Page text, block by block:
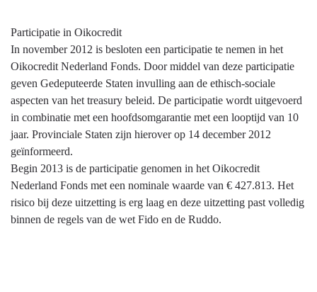
Participatie in Oikocredit
In november 2012 is besloten een participatie te nemen in het
Oikocredit Nederland Fonds. Door middel van deze participatie
geven Gedeputeerde Staten invulling aan de ethisch-sociale
aspecten van het treasury beleid. De participatie wordt uitgevoerd
in combinatie met een hoofdsomgarantie met een looptijd van 10
jaar. Provinciale Staten zijn hierover op 14 december 2012
geïnformeerd.
Begin 2013 is de participatie genomen in het Oikocredit
Nederland Fonds met een nominale waarde van € 427.813. Het
risico bij deze uitzetting is erg laag en deze uitzetting past volledig
binnen de regels van de wet Fido en de Ruddo.